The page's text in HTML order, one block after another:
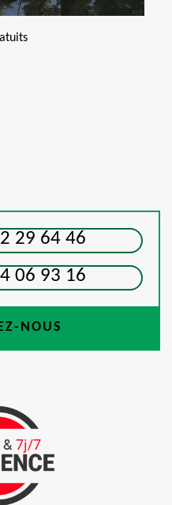
29 64 46
06 93 16
NOUS